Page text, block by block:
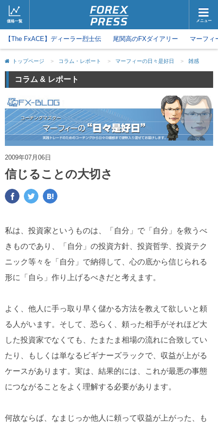
価格一覧 メニュー
ホーム ニュース
取引会社 マーケット
コラム・レポート
動画
【The FxACE】ディーラー烈士伝 尾関高のFXダイアリー マーフィ
トップページ > コラム・レポート > マーフィーの日々是好日 > 雑感
コラム & レポート
2009年07月06日
信じることの大切さ
私は、投資家というものは、「自分」で「自分」を救うべ
きものであり、「自分」の投資方針、投資哲学、投資テク
ニック等々を「自分」で納得して、心の底から信じられる
形に「自ら」作り上げるべきだと考えます。
よく、他人に手っ取り早く儲かる方法を教えて欲しいと頼
る人がいます。そして、恐らく、頼った相手がそれほど大
した投資家でなくても、たまたま相場の流れに合致してい
たり、もしくは単なるビギナーズラックで、収益が上がる
ケースがあります。実は、結果的には、これが最悪の事態
につながることをよく理解する必要があります。
何故ならば、なまじっか他人に頼って収益が上がった、も